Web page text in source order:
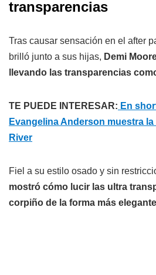
transparencias
Tras causar sensación en el after
brilló junto a sus hijas, Demi
llevando las transparencias
TE PUEDE INTERESAR: En
Evangelina Anderson muestra
River
Fiel a su estilo osado y sin
mostró cómo lucir las ultra
corpiño de la forma más